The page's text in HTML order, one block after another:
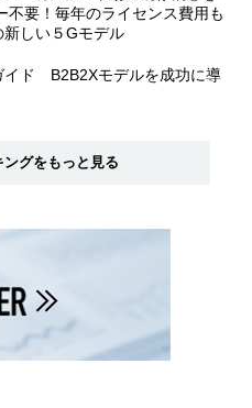
不要！毎年のライセンス費用も
しい５Gモデル
イド B2B2Xモデルを成功に導
グをもっと見る